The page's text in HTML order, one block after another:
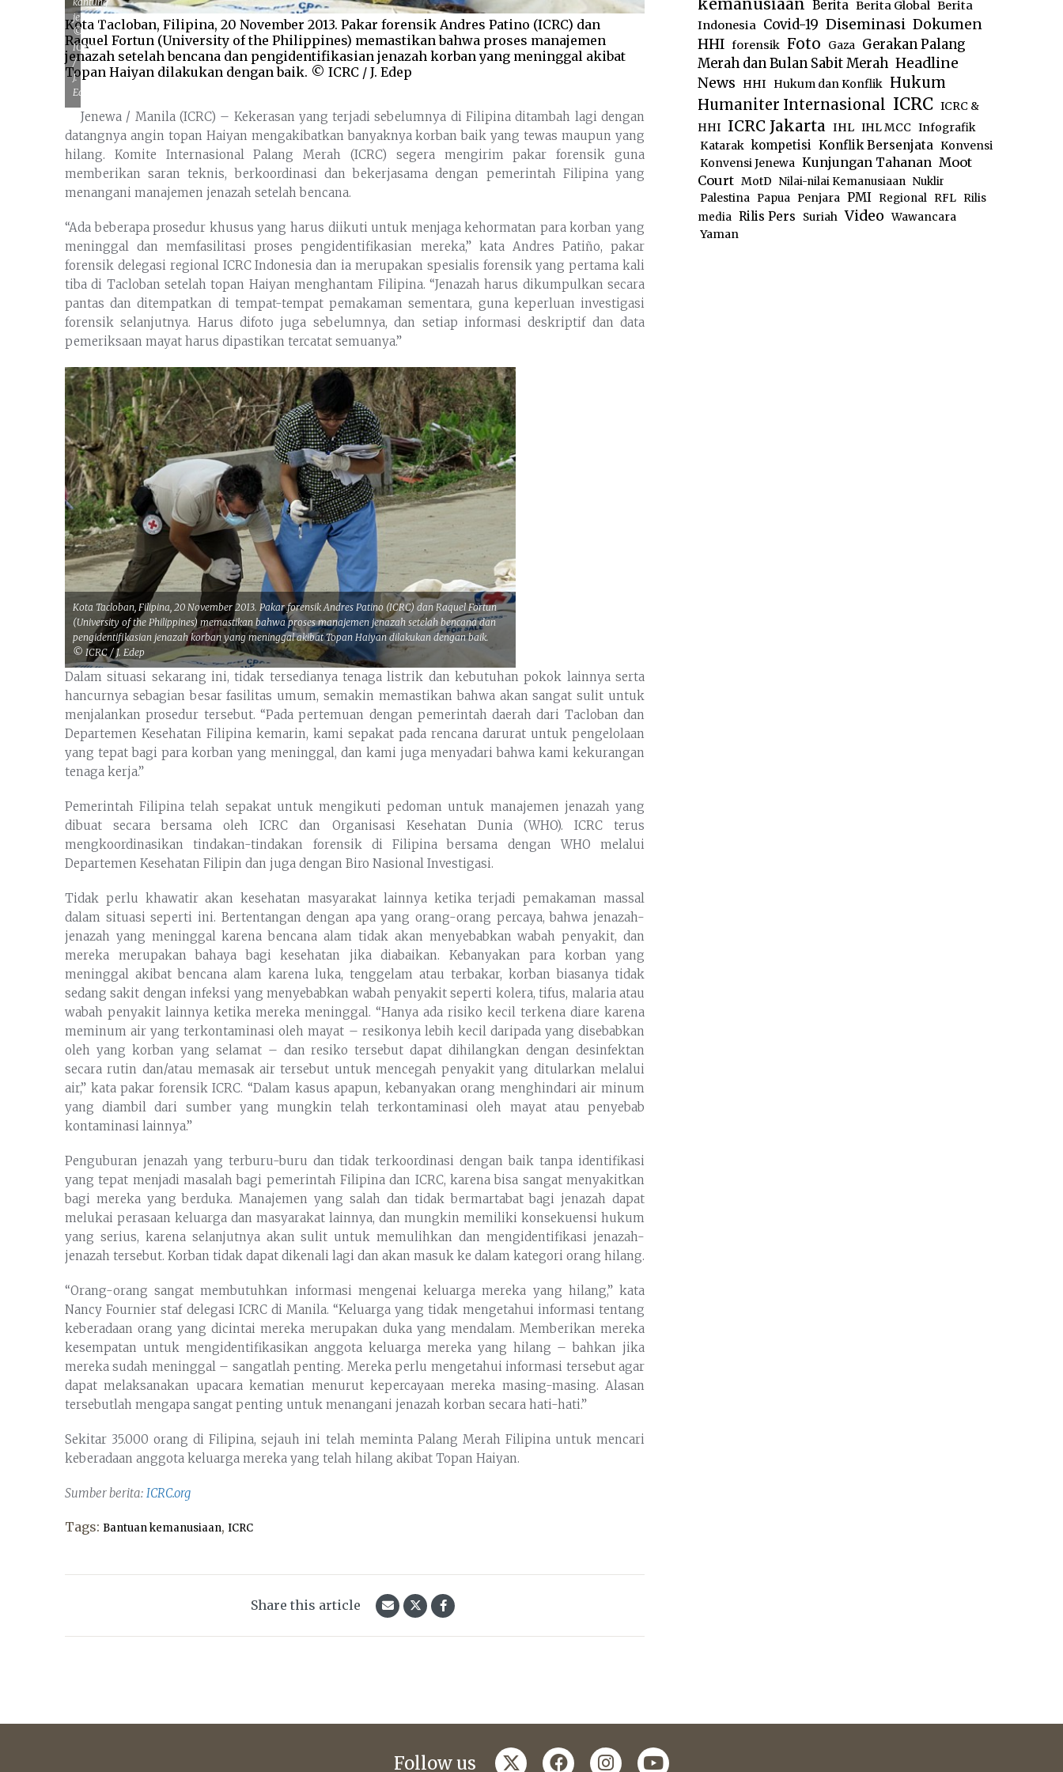
Kota Tacloban, Filipina, 20 November 2013. Pakar forensik Andres Patino (ICRC) dan
Raquel Fortun (University of the Philippines) memastikan bahwa proses manajemen
jenazah setelah bencana dan pengidentifikasian jenazah korban yang meninggal akibat
Topan Haiyan dilakukan dengan baik. © ICRC / J. Edep
jenazah.
©
ICRC
/
J.
Edep
Jenewa / Manila (ICRC) – Kekerasan yang terjadi sebelumnya di Filipina ditambah lagi dengan
datangnya angin topan Haiyan mengakibatkan banyaknya korban baik yang tewas maupun yang
hilang. Komite Internasional Palang Merah (ICRC) segera mengirim pakar forensik guna
memberikan saran teknis, berkoordinasi dan bekerjasama dengan pemerintah Filipina yang
menangani manajemen jenazah setelah bencana.
“Ada beberapa prosedur khusus yang harus diikuti untuk menjaga kehormatan para korban yang
meninggal dan memfasilitasi proses pengidentifikasian mereka,” kata Andres Patiño, pakar
forensik delegasi regional ICRC Indonesia dan ia merupakan spesialis forensik yang pertama kali
tiba di Tacloban setelah topan Haiyan menghantam Filipina. “Jenazah harus dikumpulkan secara
pantas dan ditempatkan di tempat-tempat pemakaman sementara, guna keperluan investigasi
forensik selanjutnya. Harus difoto juga sebelumnya, dan setiap informasi deskriptif dan data
pemeriksaan mayat harus dipastikan tercatat semuanya.”
Kota Tacloban, Filipina, 20 November 2013. Pakar forensik Andres Patino (ICRC) dan Raquel Fortun
(University of the Philippines) memastikan bahwa proses manajemen jenazah setelah bencana dan
pengidentifikasian jenazah korban yang meninggal akibat Topan Haiyan dilakukan dengan baik.
© ICRC / J. Edep
Dalam situasi sekarang ini, tidak tersedianya tenaga listrik dan kebutuhan pokok lainnya serta
hancurnya sebagian besar fasilitas umum, semakin memastikan bahwa akan sangat sulit untuk
menjalankan prosedur tersebut. “Pada pertemuan dengan pemerintah daerah dari Tacloban dan
Departemen Kesehatan Filipina kemarin, kami sepakat pada rencana darurat untuk pengelolaan
yang tepat bagi para korban yang meninggal, dan kami juga menyadari bahwa kami kekurangan
tenaga kerja.”
Pemerintah Filipina telah sepakat untuk mengikuti pedoman untuk manajemen jenazah yang
dibuat secara bersama oleh ICRC dan Organisasi Kesehatan Dunia (WHO). ICRC terus
mengkoordinasikan tindakan-tindakan forensik di Filipina bersama dengan WHO melalui
Departemen Kesehatan Filipin dan juga dengan Biro Nasional Investigasi.
Tidak perlu khawatir akan kesehatan masyarakat lainnya ketika terjadi pemakaman massal
dalam situasi seperti ini. Bertentangan dengan apa yang orang-orang percaya, bahwa jenazah-
jenazah yang meninggal karena bencana alam tidak akan menyebabkan wabah penyakit, dan
mereka merupakan bahaya bagi kesehatan jika diabaikan. Kebanyakan para korban yang
meninggal akibat bencana alam karena luka, tenggelam atau terbakar, korban biasanya tidak
sedang sakit dengan infeksi yang menyebabkan wabah penyakit seperti kolera, tifus, malaria atau
wabah penyakit lainnya ketika mereka meninggal. “Hanya ada risiko kecil terkena diare karena
meminum air yang terkontaminasi oleh mayat – resikonya lebih kecil daripada yang disebabkan
oleh yang korban yang selamat – dan resiko tersebut dapat dihilangkan dengan desinfektan
secara rutin dan/atau memasak air tersebut untuk mencegah penyakit yang ditularkan melalui
air,” kata pakar forensik ICRC. “Dalam kasus apapun, kebanyakan orang menghindari air minum
yang diambil dari sumber yang mungkin telah terkontaminasi oleh mayat atau penyebab
kontaminasi lainnya.”
Penguburan jenazah yang terburu-buru dan tidak terkoordinasi dengan baik tanpa identifikasi
yang tepat menjadi masalah bagi pemerintah Filipina dan ICRC, karena bisa sangat menyakitkan
bagi mereka yang berduka. Manajemen yang salah dan tidak bermartabat bagi jenazah dapat
melukai perasaan keluarga dan masyarakat lainnya, dan mungkin memiliki konsekuensi hukum
yang serius, karena selanjutnya akan sulit untuk memulihkan dan mengidentifikasi jenazah-
jenazah tersebut. Korban tidak dapat dikenali lagi dan akan masuk ke dalam kategori orang hilang.
“Orang-orang sangat membutuhkan informasi mengenai keluarga mereka yang hilang,” kata
Nancy Fournier staf delegasi ICRC di Manila. “Keluarga yang tidak mengetahui informasi tentang
keberadaan orang yang dicintai mereka merupakan duka yang mendalam. Memberikan mereka
kesempatan untuk mengidentifikasikan anggota keluarga mereka yang hilang – bahkan jika
mereka sudah meninggal – sangatlah penting. Mereka perlu mengetahui informasi tersebut agar
dapat melaksanakan upacara kematian menurut kepercayaan mereka masing-masing. Alasan
tersebutlah mengapa sangat penting untuk menangani jenazah korban secara hati-hati.”
Sekitar 35.000 orang di Filipina, sejauh ini telah meminta Palang Merah Filipina untuk mencari
keberadaan anggota keluarga mereka yang telah hilang akibat Topan Haiyan.
Sumber berita: ICRC.org
Tags: Bantuan kemanusiaan, ICRC
Share this article
kemanusiaan Berita Berita Global Berita
Indonesia Covid-19 Diseminasi Dokumen
HHI forensik Foto Gaza Gerakan Palang
Merah dan Bulan Sabit Merah Headline
News
HHI Hukum dan Konflik Hukum
Humaniter Internasional ICRC ICRC &
HHI ICRC Jakarta IHL IHL MCC Infografik
Katarak kompetisi Konflik Bersenjata Konvensi
Konvensi Jenewa Kunjungan Tahanan Moot
Court MotD Nilai-nilai Kemanusiaan Nuklir
Palestina
Papua Penjara PMI Regional RFL
Rilis
media Rilis Pers Suriah Video Wawancara
Yaman
Follow us twitterfacebookinstagram
youtube